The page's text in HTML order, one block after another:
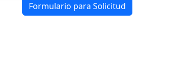
Formulario para Solicitud